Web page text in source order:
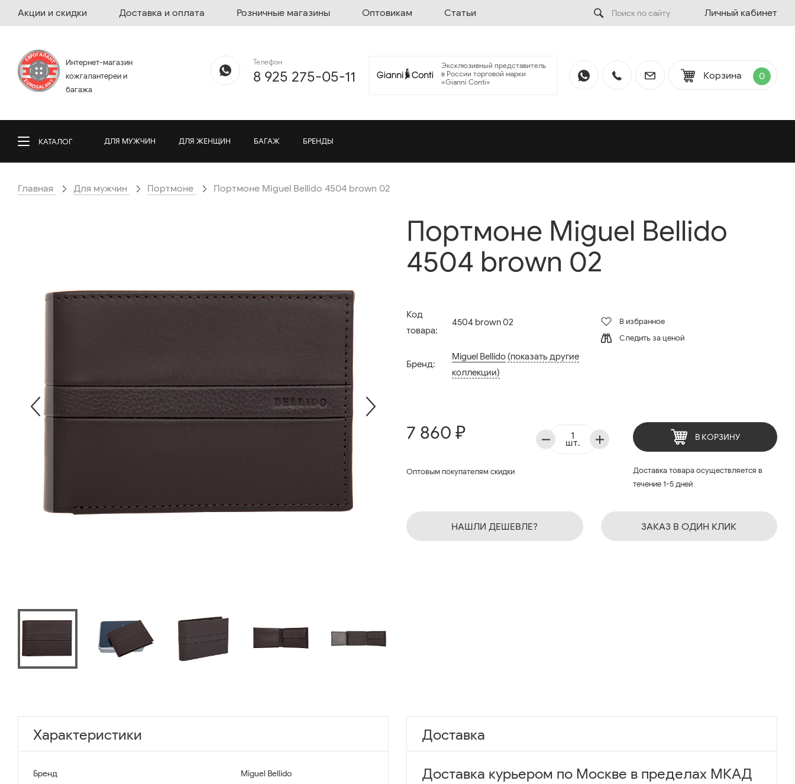
Акции и скидки Доставка и оплата Розничные магазины Оптовикам Статьи Личный кабинет
Интернет-магазин
кожгалантереи и
багажа
Телефон
8 925 275-05-11
Эксклюзивный представитель
в России торговой марки
«Gianni Conti»
Корзина 0
КАТАЛОГ ДЛЯ МУЖЧИН ДЛЯ ЖЕНЩИН БАГАЖ БРЕНДЫ
Главная Для мужчин Портмоне Портмоне Miguel Bellido 4504 brown 02
Портмоне Miguel Bellido
4504 brown 02
Код
товара:
4504 brown 02
Бренд:
Miguel Bellido (показать другие
коллекции)
В избранное
Следить за ценой
7 860 ₽
Оптовым покупателям скидки
шт. В КОРЗИНУ
Доставка товара осуществляется в
течение 1-5 дней
НАШЛИ ДЕШЕВЛЕ? ЗАКАЗ В ОДИН КЛИК
Характеристики
Бренд Miguel Bellido
Доставка
Доставка курьером по Москве в пределах МКАД